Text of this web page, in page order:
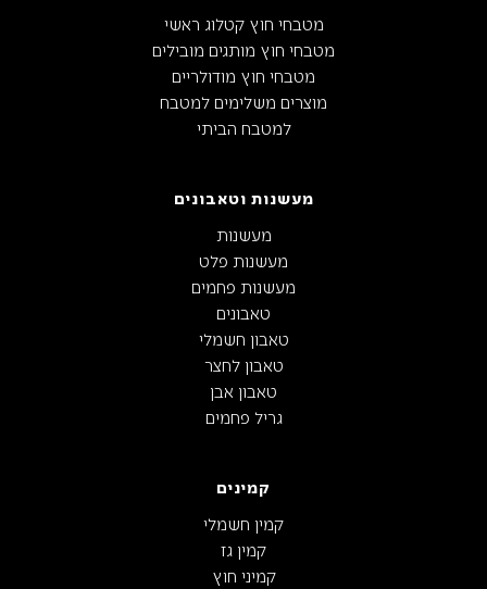
מטבחי חוץ קטלוג ראשי
מטבחי חוץ מותגים מובילים
מטבחי חוץ מודולריים
מוצרים משלימים למטבח
למטבח הביתי
מעשנות וטאבונים
מעשנות
מעשנות פלט
מעשנות פחמים
טאבונים
טאבון חשמלי
טאבון לחצר
טאבון אבן
גריל פחמים
קמינים
קמין חשמלי
קמין גז
קמיני חוץ